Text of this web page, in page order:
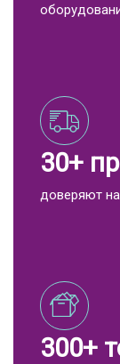
30+
доверяют
300+